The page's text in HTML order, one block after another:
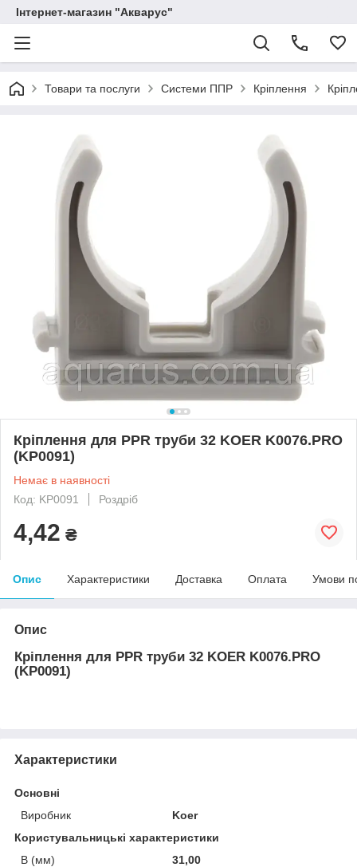
Інтернет-магазин "Акварус"
Товари та послуги Системи ППР Кріплення
Кріплення для PPR труби 32 KOER K0076.PRO
(KP0091)
Немає в наявності
Код: KP0091
Роздріб
4,42 ₴
Опис Характеристики Доставка Оплата Умови
Опис
Кріплення для PPR труби 32 KOER K0076.PRO
(KP0091)
Характеристики
Основні
Виробник
Koer
Користувальницькі характеристики
B (мм)
31,00